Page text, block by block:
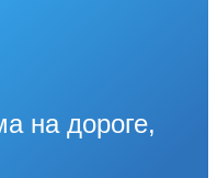
на дороге,